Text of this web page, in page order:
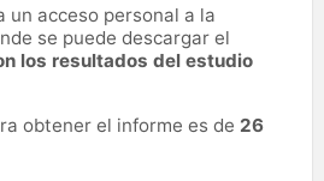
un acceso personal a la
se puede descargar el
los resultados del estudio
obtener el informe es de 26